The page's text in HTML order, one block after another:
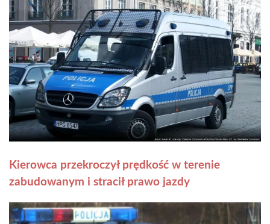
Kierowca przekroczył prędkość w terenie
zabudowanym i stracił prawo jazdy